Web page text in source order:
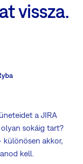
vissza.
a JIRA
sokáig tart?
különösen akkor,
kell.